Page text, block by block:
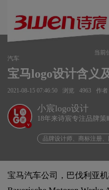
当前
汽车
宝马logo设计含义
2021-08-15 07:46:50 浏览 4963 作者
v
小宸logo设计
18年来诗宸专注品牌策
品牌设计师、商标注册
宝马汽车公司，巴伐利亚